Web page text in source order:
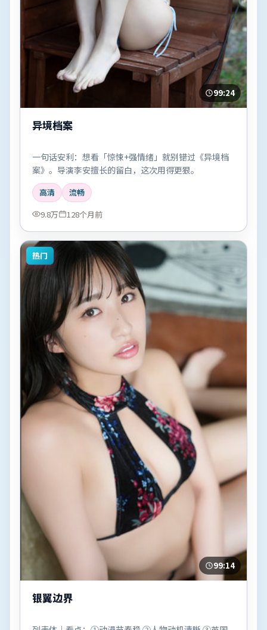
99:24
异境档案
一句话安利：想看「惊悚+强情绪」就别错过《异境档
案》。导演李安擅长的留白，这次用得更狠。
高清
流畅
9.8万
128个月前
热门
99:14
银翼边界